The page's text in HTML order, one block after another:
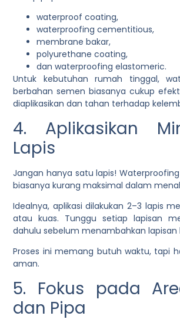
waterproof coating,
waterproofing cementitious,
membrane bakar,
polyurethane coating,
dan waterproofing elastomeric.
Untuk kebutuhan rumah tinggal,
berbahan semen biasanya cukup
diaplikasikan dan tahan terhadap
4. Aplikasikan
Lapis
Jangan hanya satu lapis!
biasanya kurang maksimal dalam
Idealnya, aplikasi dilakukan 2–3 lapis
atau kuas. Tunggu setiap lapisan
dahulu sebelum menambahkan lapisan
Proses ini memang butuh waktu, tapi
aman.
5. Fokus pada
dan Pipa